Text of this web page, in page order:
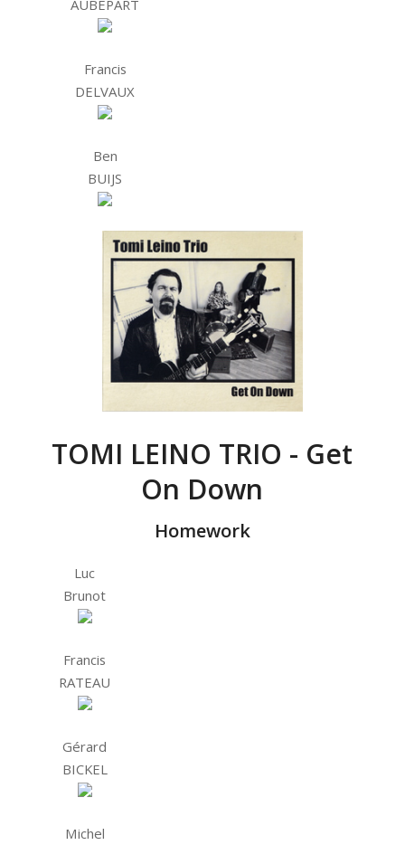
AUBEPART
Francis
DELVAUX
Ben
BUIJS
TOMI LEINO TRIO - Get
On Down
Homework
Luc
Brunot
Francis
RATEAU
Gérard
BICKEL
Michel